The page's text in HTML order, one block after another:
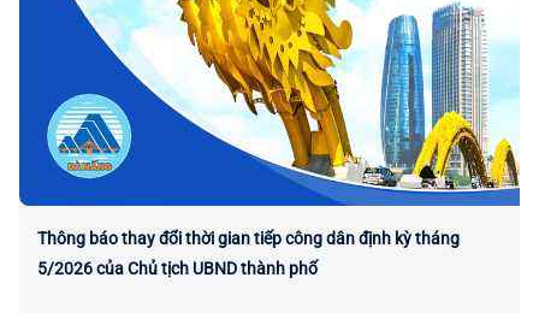
Thông báo thay đổi thời gian tiếp công dân định kỳ tháng
5/2026 của Chủ tịch UBND thành phố